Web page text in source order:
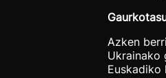
Azken
Ukrainako
Euskadiko